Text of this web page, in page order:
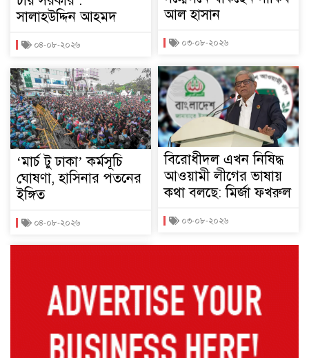
সালাহউদ্দিন আহমদ
০৪-০৮-২০২৬
‘মার্চ টু ঢাকা’ কর্মসূচি
ঘোষণা, হাসিনার পতনের
ইঙ্গিত
০৪-০৮-২০২৬
আল হাসান
০৩-০৮-২০২৬
বিরোধীদল এখন নিষিদ্ধ
আওয়ামী লীগের ভাষায়
কথা বলছে: মির্জা ফখরুল
০৩-০৮-২০২৬